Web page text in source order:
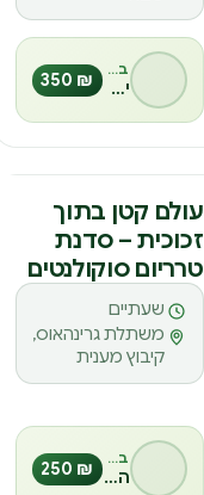
₪ 350
סדנה
ע
עולם קטן בתוך
זכוכית – סדנת
טרריום סוקולנטים
שעתיים
משתלת גרינהאוס,
קיבוץ מענית
₪ 250